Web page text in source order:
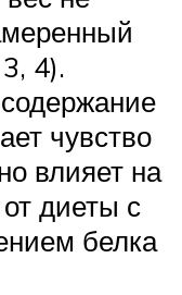
4).
чувство
влияет на
диеты с
белка